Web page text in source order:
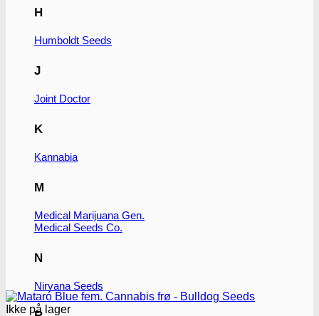
H
Humboldt Seeds
J
Joint Doctor
K
Kannabia
M
Medical Marijuana Gen.
Medical Seeds Co.
N
Nirvana Seeds
Ikke på lager